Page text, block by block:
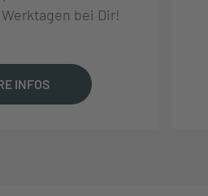
bei Dir!
INFOS